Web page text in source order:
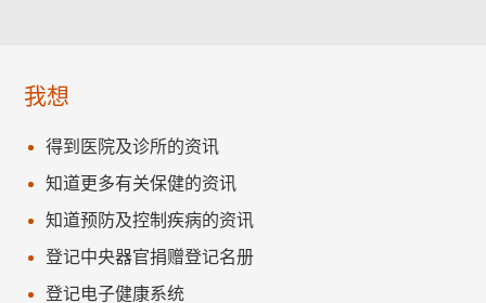
我想
得到医院及诊所的资讯
知道更多有关保健的资讯
知道预防及控制疾病的资讯
登记中央器官捐赠登记名册
登记电子健康系统